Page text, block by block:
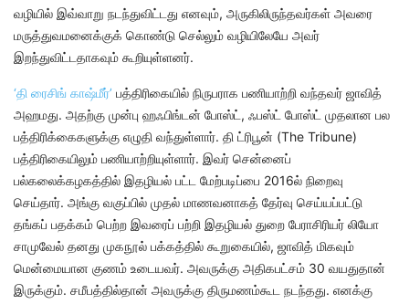
வழியில் இவ்வாறு நடந்துவிட்டது எனவும், அருகிலிருந்தவர்கள் அவரை
மருத்துவமனைக்குக் கொண்டு செல்லும் வழியிலேயே அவர்
இறந்துவிட்டதாகவும் கூறியுள்ளனர்.
‘தி ரைசிங் காஷ்மீர்’ பத்திரிகையில் நிருபராக பணியாற்றி வந்தவர் ஜாவித்
அஹமது. அதற்கு முன்பு ஹஃபிங்டன் போஸ்ட், ஃபஸ்ட் போஸ்ட் முதலான பல
பத்திரிக்கைகளுக்கு எழுதி வந்துள்ளார். தி ட்ரிபூன் (The Tribune)
பத்திரிகையிலும் பணியாற்றியுள்ளார். இவர் சென்னைப்
பல்கலைக்கழகத்தில் இதழியல் பட்ட மேற்படிப்பை 2016ல் நிறைவு
செய்தார். அங்கு வகுப்பில் முதல் மாணவனாகத் தேர்வு செய்யப்பட்டு
தங்கப் பதக்கம் பெற்ற இவரைப் பற்றி இதழியல் துறை பேராசிரியர் லியோ
சாமுவேல் தனது முகநூல் பக்கத்தில் கூறுகையில், ஜாவித் மிகவும்
மென்மையான குணம் உடையவர். அவருக்கு அதிகபட்சம் 30 வயதுதான்
இருக்கும். சமீபத்தில்தான் அவருக்கு திருமணம்கூட நடந்தது. எனக்கு